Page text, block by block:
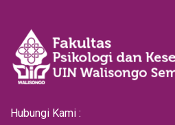
Hubungi Kami :